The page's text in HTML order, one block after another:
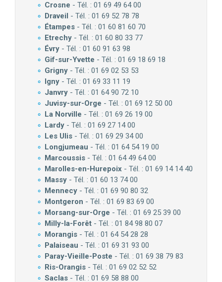
Crosne - Tél. : 01 69 49 64 00
Draveil - Tél. : 01 69 52 78 78
Étampes - Tél. : 01 60 81 60 70
Etrechy - Tél. : 01 60 80 33 77
Évry - Tél. : 01 60 91 63 98
Gif-sur-Yvette - Tél. : 01 69 18 69 18
Grigny - Tél. : 01 69 02 53 53
Igny - Tél. : 01 69 33 11 19
Janvry - Tél. : 01 64 90 72 10
Juvisy-sur-Orge - Tél. : 01 69 12 50 00
La Norville - Tél. : 01 69 26 19 00
Lardy - Tél. : 01 69 27 14 00
Les Ulis - Tél. : 01 69 29 34 00
Longjumeau - Tél. : 01 64 54 19 00
Marcoussis - Tél. : 01 64 49 64 00
Marolles-en-Hurepoix - Tél. : 01 69 14 14 40
Massy - Tél. : 01 60 13 74 00
Mennecy - Tél. : 01 69 90 80 32
Montgeron - Tél. : 01 69 83 69 00
Morsang-sur-Orge - Tél. : 01 69 25 39 00
Milly-la-Forêt - Tél. : 01 84 98 80 07
Morangis - Tél. : 01 64 54 28 28
Palaiseau - Tél. : 01 69 31 93 00
Paray-Vieille-Poste - Tél. : 01 69 38 79 83
Ris-Orangis - Tél. : 01 69 02 52 52
Saclas - Tél. : 01 69 58 88 00